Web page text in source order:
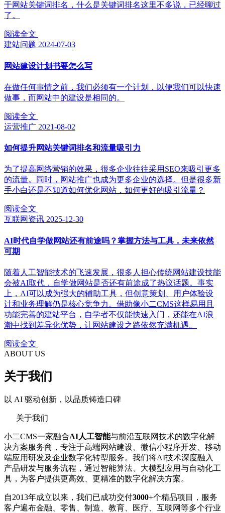
于网站关键词排名，什么是关键词排名这里不多说，已经聊过
了。
阅读全文
建站问题 2024-07-03
网站建设计划书要怎么写
在做任何事情之前，我们必须有一个计划，以便我们可以快速
做事，而网站中的建设是相同的。
阅读全文
运营推广 2021-08-02
如何提升网站关键词排名和流量吸引力
为了提高网络营销的效果，很多企业往往采用SEO来吸引更多
的流量。同时，网站推广也成为更多企业的选择。但是很多新
手小白还是不知道如何优化网站，如何更好的吸引流量？
阅读全文
互联网资讯 2025-12-30
AI时代自学做网站还有前途吗？掌握方法与工具，未来依然
可期
随着人工智能技术的飞速发展，很多人担心传统网站建设技能
会被AI取代，自学做网站是否还有前途成了热议话题。事实
上，AI可以成为强大的辅助工具，但创意策划、用户体验设
计和业务理解仍是核心竞争力。借助像小二CMS这样易用且
功能完善的建站平台，自学者不仅能快速入门，还能在AI浪
潮中找到差异化优势，让网站建设之路依然充满机遇。
阅读全文
ABOUT US
关于我们
以 AI 驱动创新，以品质铸造口碑
关于我们
小二CMS一家融合AI人工智能与前沿互联网技术的数字化解
决方案服务商，专注于高端网站建设、微信小程序开发、移动
端应用研发及企业数字化转型服务。我们将AI技术深度融入
产品研发与服务流程，通过智能算法、大模型应用与自动化工
具，为客户提供更高效、更精准的数字化解决方案。
自2013年成立以来，我们已成功交付3000+个精品项目，服务
客户遍布金融、零售、制造、教育、医疗、互联网等多个行业